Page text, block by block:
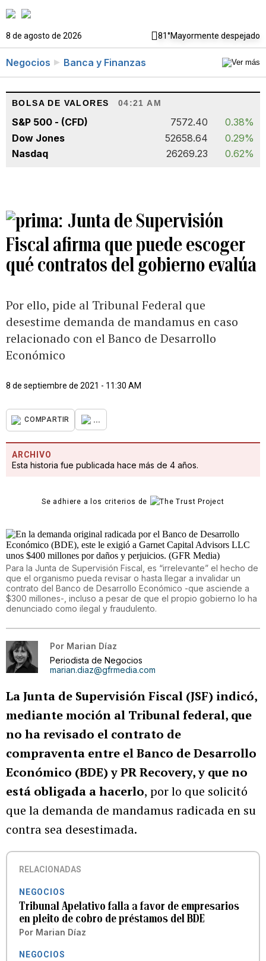
8 de agosto de 2026 81°Mayormente despejado
Negocios Banca y Finanzas
BOLSA DE VALORES 04:21 AM
S&P 500 - (CFD) 7572.40
0.38%
Dow Jones
52658.64
0.29%
Nasdaq
26269.23 0.62%
Junta de Supervisión
Fiscal afirma que puede escoger
qué contratos del gobierno evalúa
Por ello, pide al Tribunal Federal que
desestime demanda de mandamus en caso
relacionado con el Banco de Desarrollo
Económico
8 de septiembre de 2021 - 11:30 AM
COMPARTIR ...
ARCHIVO
Esta historia fue publicada hace más de 4 años.
Se adhiere a los criterios de
Para la Junta de Supervisión Fiscal, es “irrelevante” el hecho de
que el organismo pueda revisar o hasta llegar a invalidar un
contrato del Banco de Desarrollo Económico -que asciende a
$300 millones-, incluso a pesar de que el propio gobierno lo ha
denunciado como ilegal y fraudulento.
Por Marian Díaz
Periodista de Negocios
marian.diaz@gfrmedia.com
La Junta de Supervisión Fiscal (JSF) indicó,
mediante moción al Tribunal federal, que
no ha revisado el contrato de
compraventa entre el Banco de Desarrollo
Económico (BDE) y PR Recovery, y que no
está obligada a hacerlo, por lo que solicitó
que la demanda de mandamus radicada en su
contra sea desestimada.
RELACIONADAS
NEGOCIOS
Tribunal Apelativo falla a favor de empresarios
en pleito de cobro de préstamos del BDE
Por Marian Díaz
NEGOCIOS